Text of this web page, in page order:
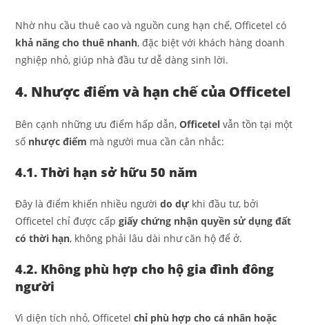
Nhờ nhu cầu thuê cao và nguồn cung hạn chế, Officetel có
khả năng cho thuê nhanh, đặc biệt với khách hàng doanh
nghiệp nhỏ, giúp nhà đầu tư dễ dàng sinh lời.
4. Nhược điểm và hạn chế của Officetel
Bên cạnh những ưu điểm hấp dẫn,Officetel vẫn tồn tại một
số nhược điểm mà người mua cần cân nhắc:
4.1. Thời hạn sở hữu 50 năm
Đây là điểm khiến nhiều ngườido dựkhi đầu tư, bởi
Officetel chỉ được cấpgiấy chứng nhận quyền sử dụng đất
có thời hạn, không phải lâu dài như căn hộ để ở.
4.2. Không phù hợp cho hộ gia đình đông
người
Vì diện tích nhỏ, Officetelchỉ phù hợp cho cá nhân hoặc